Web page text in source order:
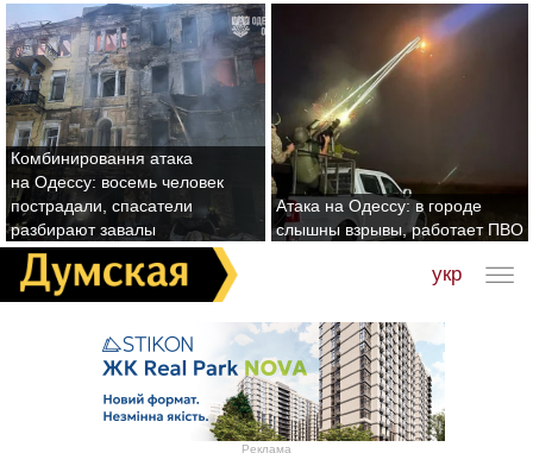
Комбинировання атака
на Одессу: восемь человек
пострадали, спасатели
разбирают завалы
Атака на Одессу: в городе
слышны взрывы, работает ПВО
укр
Реклама